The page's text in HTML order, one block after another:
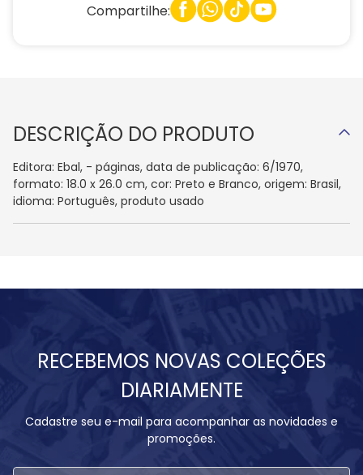
Compartilhe:
DESCRIÇÃO DO PRODUTO
Editora: Ebal, - páginas, data de publicação: 6/1970,
formato: 18.0 x 26.0 cm, cor: Preto e Branco, origem: Brasil,
idioma: Português, produto usado
RECEBEMOS NOVAS COLEÇÕES
DIARIAMENTE
Cadastre seu e-mail para acompanhar as novidades e
promoções.